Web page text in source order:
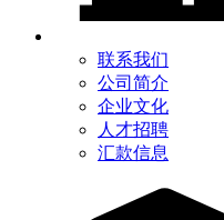
联系我们
公司简介
企业文化
人才招聘
汇款信息